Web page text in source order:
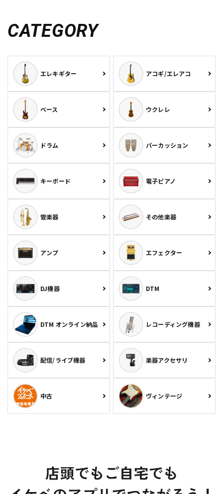
CATEGORY
エレキギター アコギ/エレアコ
ベース ウクレレ
ドラム パーカッション
キーボード 電子ピアノ
管楽器 その他楽器
アンプ エフェクター
DJ機器 DTM
DTM オンライン納品 レコーディング機器
配信/ライブ機器 楽器アクセサリ
中古 ヴィンテージ